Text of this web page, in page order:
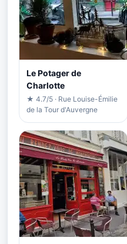
Le Potager de
Charlotte
★ 4.7/5 · Rue Louise-Émilie
de la Tour d'Auvergne